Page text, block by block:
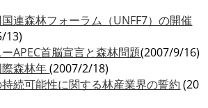
連森林フォーラム（UNFF7）の開催
13)
APEC首脳宣言と森林問題(2007/9/16)
際森林年(2007/2/18)
続可能性に関する林産業界の誓約 (20